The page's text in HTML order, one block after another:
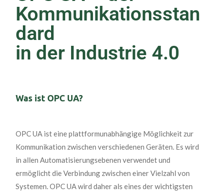
Kommunikationsstan
dard
in der Industrie 4.0
Was ist OPC UA?
OPC UA ist eine plattformunabhängige Möglichkeit zur
Kommunikation zwischen verschiedenen Geräten. Es wird
in allen Automatisierungsebenen verwendet und
ermöglicht die Verbindung zwischen einer Vielzahl von
Systemen. OPC UA wird daher als eines der wichtigsten